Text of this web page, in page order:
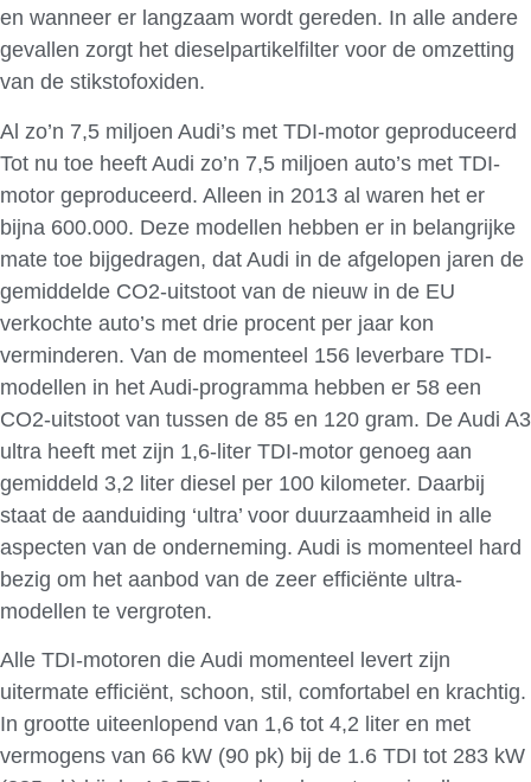
en wanneer er langzaam wordt gereden. In alle andere
gevallen zorgt het dieselpartikelfilter voor de omzetting
van de stikstofoxiden.
Al zo’n 7,5 miljoen Audi’s met TDI-motor geproduceerd
Tot nu toe heeft Audi zo’n 7,5 miljoen auto’s met TDI-
motor geproduceerd. Alleen in 2013 al waren het er
bijna 600.000. Deze modellen hebben er in belangrijke
mate toe bijgedragen, dat Audi in de afgelopen jaren de
gemiddelde CO2-uitstoot van de nieuw in de EU
verkochte auto’s met drie procent per jaar kon
verminderen. Van de momenteel 156 leverbare TDI-
modellen in het Audi-programma hebben er 58 een
CO2-uitstoot van tussen de 85 en 120 gram. De Audi A3
ultra heeft met zijn 1,6-liter TDI-motor genoeg aan
gemiddeld 3,2 liter diesel per 100 kilometer. Daarbij
staat de aanduiding ‘ultra’ voor duurzaamheid in alle
aspecten van de onderneming. Audi is momenteel hard
bezig om het aanbod van de zeer efficiënte ultra-
modellen te vergroten.
Alle TDI-motoren die Audi momenteel levert zijn
uitermate efficiënt, schoon, stil, comfortabel en krachtig.
In grootte uiteenlopend van 1,6 tot 4,2 liter en met
vermogens van 66 kW (90 pk) bij de 1.6 TDI tot 283 kW